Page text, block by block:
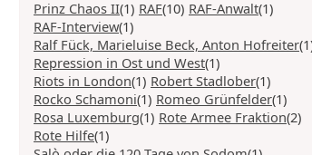
Prinz Chaos II(1) RAF(10) RAF-Anwalt(1)
RAF-Interview(1)
Ralf Fück, Marieluise Beck, Anton Hofreiter
Repression in Ost und West(1)
Riots in London(1) Robert Stadlober(1)
Rocko Schamoni(1) Romeo Grünfelder(1)
Rosa Luxemburg(1) Rote Armee Fraktion(2)
Rote Hilfe(1)